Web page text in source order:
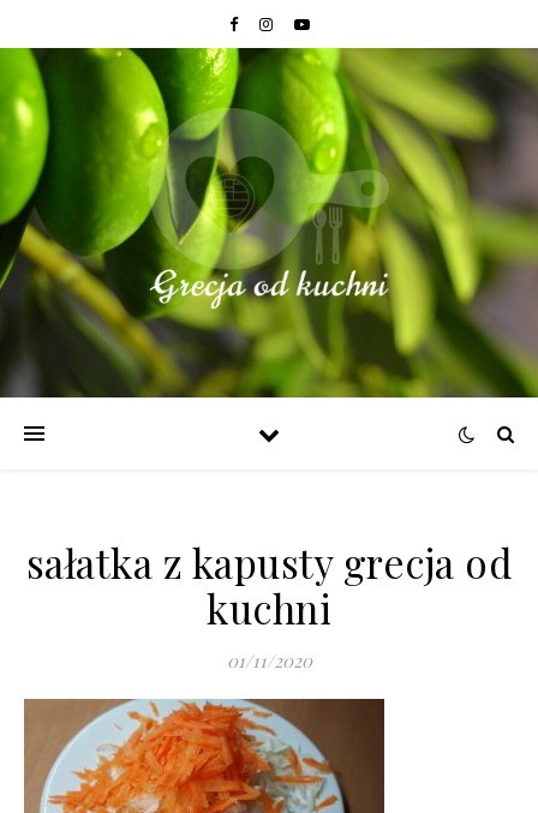
sałatka z kapusty grecja od
kuchni
01/11/2020